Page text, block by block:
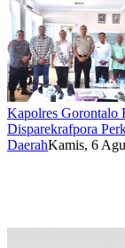
Kapolres Gorontalo
Disparekrafpora
DaerahKamis, 6